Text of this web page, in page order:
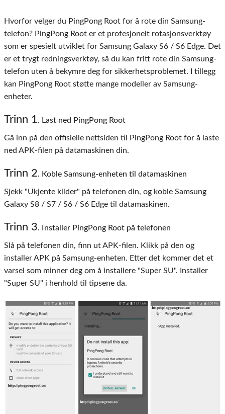
Hvorfor velger du PingPong Root for å rote din Samsung-
telefon? PingPong Root er et profesjonelt rotasjonsverktøy
som er spesielt utviklet for Samsung Galaxy S6 / S6 Edge. Det
er et trygt redningsverktøy, så du kan fritt rote din Samsung-
telefon uten å bekymre deg for sikkerhetsproblemet. I tillegg
kan PingPong Root støtte mange modeller av Samsung-
enheter.
Trinn 1. Last ned PingPong Root
Gå inn på den offisielle nettsiden til PingPong Root for å laste
ned APK-filen på datamaskinen din.
Trinn 2. Koble Samsung-enheten til datamaskinen
Sjekk "Ukjente kilder" på telefonen din, og koble Samsung
Galaxy S8 / S7 / S6 / S6 Edge til datamaskinen.
Trinn 3. Installer PingPong Root på telefonen
Slå på telefonen din, finn ut APK-filen. Klikk på den og
installer APK på Samsung-enheten. Etter det kommer det et
varsel som minner deg om å installere "Super SU". Installer
"Super SU" i henhold til tipsene da.